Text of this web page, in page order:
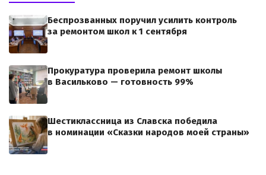
Беспрозванных поручил усилить контроль
за ремонтом школ к 1 сентября
Прокуратура проверила ремонт школы
в Васильково — готовность 99%
Шестиклассница из Славска победила
в номинации «Сказки народов моей страны»